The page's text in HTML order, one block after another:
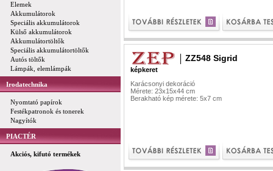
Elemek
Akkumulátorok
Speciális akkumulátorok
Külső akkumulátorok
Akkumulátortöltők
Speciális akkumulátortöltők
Autós töltők
Lámpák, elemlámpák
Irodatechnika
Nyomtató papírok
Festékpatronok és tonerek
Nagyítók
PIACTÉR
Akciós, kifutó termékek
ZZ548 Sigrid
képkeret
Karácsonyi dekoráció
Mérete: 23x15x44 cm
Berakható kép mérete: 5x7 cm